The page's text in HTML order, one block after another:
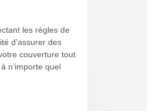
les règles de
d’assurer des
couverture tout
n’importe quel